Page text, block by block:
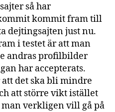
så har
kommit fram till
dejtingsajten just nu.
i testet är att man
andras profilbilder
har accepterats.
det ska bli mindre
att större vikt istället
man verkligen vill gå på